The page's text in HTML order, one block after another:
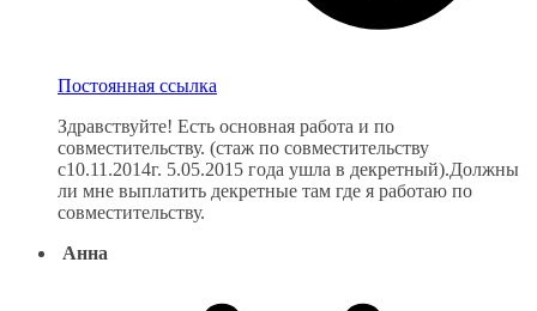
Постоянная ссылка
Здравствуйте! Есть основная работа и по
совместительству. (стаж по совместительству
с10.11.2014г. 5.05.2015 года ушла в декретный).Должны
ли мне выплатить декретные там где я работаю по
совместительству.
Анна